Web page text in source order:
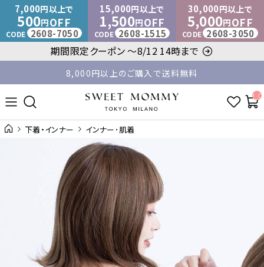
マタニティウェア・授乳服のスウィートマミー
7,000円以上で
500円OFF
CODE 2608-7050
15,000円以上で
1,500円OFF
CODE 2608-1515
30,000円以上で
5,000円OFF
CODE 2608-3050
期間限定クーポン ～8/12 14時まで
8,000円以上のご購入で送料無料
平日14時 / 土日祝12時まで のご注文で当日出荷！
下着・インナー インナー･肌着